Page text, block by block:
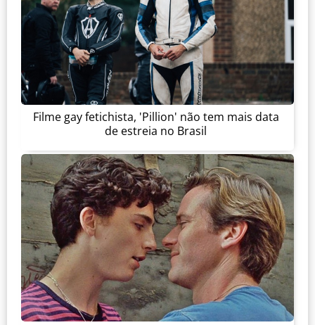
Filme gay fetichista, 'Pillion' não tem mais data
de estreia no Brasil